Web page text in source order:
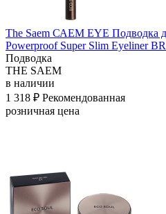
The Saem САЕМ EYE Подводка
Powerproof Super Slim Eyeliner
Подводка
THE SAEM
в наличии
1 318 ₽ Рекомендованная
розничная цена